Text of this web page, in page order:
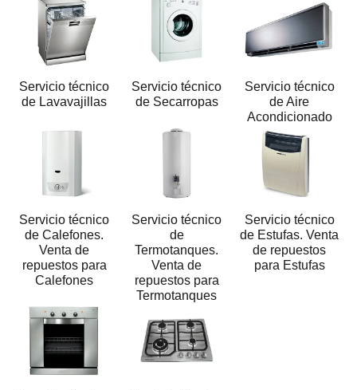
Servicio técnico
de Lavavajillas
Servicio técnico
de Secarropas
Servicio técnico
de Aire
Acondicionado
Servicio técnico
de Calefones.
Venta de
repuestos para
Calefones
Servicio técnico
de
Termotanques.
Venta de
repuestos para
Termotanques
Servicio técnico
de Estufas. Venta
de repuestos
para Estufas